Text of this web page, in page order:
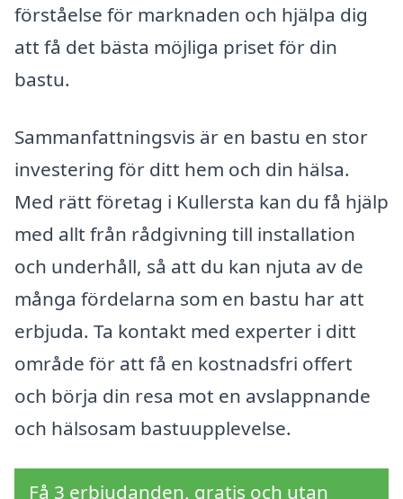
förståelse för marknaden och hjälpa dig
att få det bästa möjliga priset för din
bastu.
Sammanfattningsvis är en bastu en stor
investering för ditt hem och din hälsa.
Med rätt företag i Kullersta kan du få hjälp
med allt från rådgivning till installation
och underhåll, så att du kan njuta av de
många fördelarna som en bastu har att
erbjuda. Ta kontakt med experter i ditt
område för att få en kostnadsfri offert
och börja din resa mot en avslappnande
och hälsosam bastuupplevelse.
Få 3 erbjudanden, gratis och utan